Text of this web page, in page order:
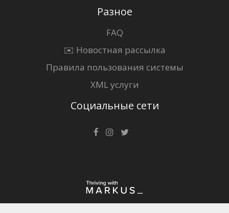
Разное
FAQ
✉️ Новостная рассылка
Правила пользования системы
XML услуги
Социальные сети